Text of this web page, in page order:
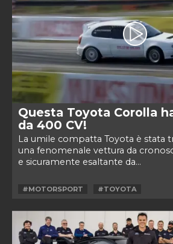
Questa Toyota Corolla
da 400 CV!
La umile compatta Toyota è stata
una fenomenale vettura da
e sicuramente esaltante da...
#MOTORSPORT #TOYOTA